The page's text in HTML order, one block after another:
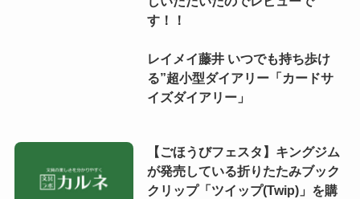
す！！
レイメイ藤井 いつでも持ち歩け
る”超小型ダイアリー「カードサ
イズダイアリー」
【ごほうびフェスタ】キングジム
が発売している折りたたみブック
クリップ「ツイップ(Twip)」を購